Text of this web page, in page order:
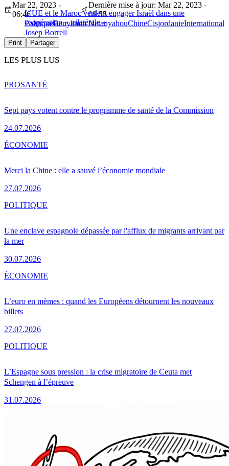
L’UE et le Maroc veulent engager Israël dans une
coopération « trilatérale »
Mar 22, 2023 -
06:46
Dernière mise à jour: Mar 22, 2023 -
09:55
PolitiqueBenyamin NetanyahouChineCisjordanieInternational
Josep Borrell
Print Partager
LES PLUS LUS
Sept pays votent contre le programme de santé de la Commission
24.07.2026
PROSANTÉ
Merci la Chine : elle a sauvé l’économie mondiale
27.07.2026
ÉCONOMIE
Une enclave espagnole dépassée par l'afflux de migrants arrivant par
la mer
30.07.2026
POLITIQUE
L’euro en mèmes : quand les Européens détournent les nouveaux
billets
27.07.2026
ÉCONOMIE
L’Espagne sous pression : la crise migratoire de Ceuta met
Schengen à l’épreuve
31.07.2026
POLITIQUE